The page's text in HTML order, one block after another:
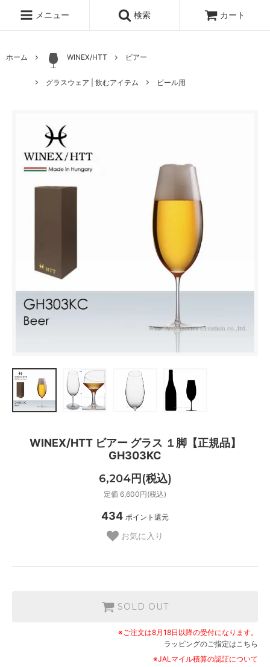
メニュー 検索 カート
ホーム WINEX/HTT ビアー
グラスウェア | 飲むアイテム ビール用
WINEX/HTT ビアー グラス １脚【正規品】
GH303KC
6,204円(税込)
定価 6,600円(税込)
434 ポイント還元
お気に入り
SOLD OUT
※ご注文は8月18日以降の受付になります。
ラッピングのご指定はこちら
※JALマイル積算の認証について